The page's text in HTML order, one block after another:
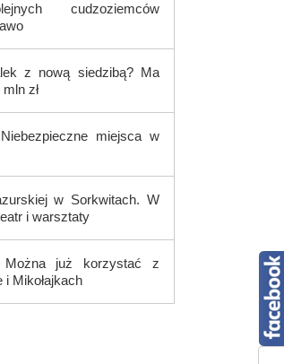
cudzoziemców
z nową siedzibą? Ma
zł
miejsca w
w Sorkwitach. W
i warsztaty
Można już korzystać z
Mikołajkach